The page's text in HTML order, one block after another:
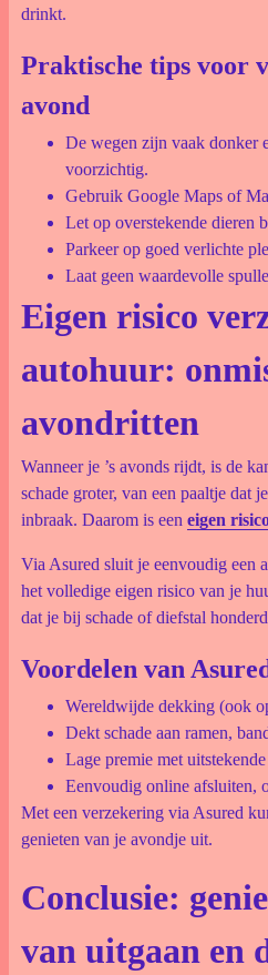
drinkt.
Praktische tips voor
avond
De wegen zijn vaak donker
voorzichtig.
Gebruik Google Maps of
Let op overstekende dieren
Parkeer op goed verlichte
Laat geen waardevolle
Eigen risico
autohuur:
avondritten
Wanneer je ’s avonds rijdt, is de
schade groter, van een paaltje dat
inbraak. Daarom is een eigen
Via Asured sluit je eenvoudig een
het volledige eigen risico van je
dat je bij schade of diefstal
Voordelen van
Wereldwijde dekking (ook
Dekt schade aan ramen,
Lage premie met
Eenvoudig online afsluiten,
Met een verzekering via Asured
genieten van je avondje uit.
Conclusie:
van uitgaan en